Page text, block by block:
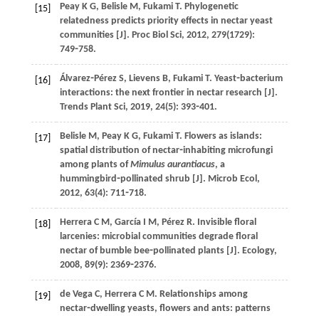
[15] Peay K G, Belisle M , Fukami T. Phylogenetic
relatedness predicts priority effects in nectar yeast
communities [J]. Proc Biol Sci, 2012, 279(1729):
749⁃758.
[16] Álvarez⁃Pérez S, Lievens B, Fukami T. Yeast⁃bacterium
interactions: the next frontier in nectar research [J].
Trends Plant Sci, 2019, 24(5): 393⁃401.
[17] Belisle M , Peay K G, Fukami T. Flowers as islands:
spatial distribution of nectar⁃inhabiting microfungi
among plants ofMimulus aurantiacus, a
hummingbird⁃pollinated shrub [J]. Microb Ecol ,
2012, 63(4): 711⁃718.
[18] Herrera C M , García I M , Pérez R. Invisible floral
larcenies: microbial communities degrade floral
nectar of bumble bee⁃pollinated plants [J]. Ecology,
2008, 89(9): 2369⁃2376.
[19] de Vega C, Herrera C M . Relationships among
nectar⁃dwelling yeasts, flowers and ants: patterns